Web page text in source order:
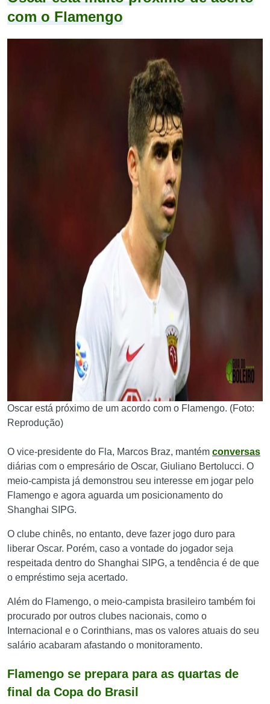
com o Flamengo
Oscar está próximo de um acordo com o Flamengo. (Foto:
Reprodução)
O vice-presidente do Fla, Marcos Braz, mantém conversas
diárias com o empresário de Oscar, Giuliano Bertolucci. O
meio-campista já demonstrou seu interesse em jogar pelo
Flamengo e agora aguarda um posicionamento do
Shanghai SIPG.
O clube chinês, no entanto, deve fazer jogo duro para
liberar Oscar. Porém, caso a vontade do jogador seja
respeitada dentro do Shanghai SIPG, a tendência é de que
o empréstimo seja acertado.
Além do Flamengo, o meio-campista brasileiro também foi
procurado por outros clubes nacionais, como o
Internacional e o Corinthians, mas os valores atuais do seu
salário acabaram afastando o monitoramento.
Flamengo se prepara para as quartas de
final da Copa do Brasil